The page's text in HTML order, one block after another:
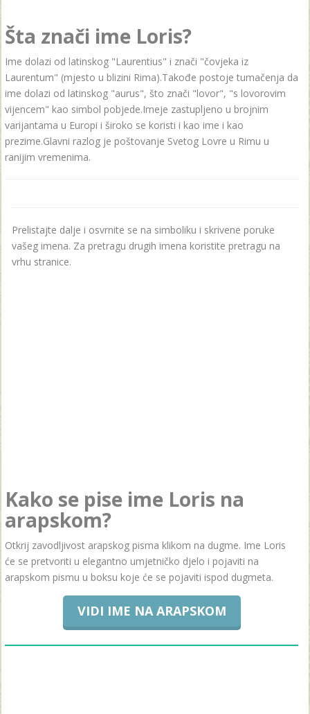
Šta znači ime Loris?
Ime dolazi od latinskog "Laurentius" i znači "čovjeka iz
Laurentum" (mjesto u blizini Rima).Takođe postoje tumačenja da
ime dolazi od latinskog "aurus", što znači "lovor", "s lovorovim
vijencem" kao simbol pobjede.Imeje zastupljeno u brojnim
varijantama u Europi i široko se koristi i kao ime i kao
prezime.Glavni razlog je poštovanje Svetog Lovre u Rimu u
ranijim vremenima.
Prelistajte dalje i osvrnite se na simboliku i skrivene poruke
vašeg imena. Za pretragu drugih imena koristite pretragu na
vrhu stranice.
Kako se pise ime Loris na
arapskom?
Otkrij zavodljivost arapskog pisma klikom na dugme. Ime Loris
će se pretvoriti u elegantno umjetničko djelo i pojaviti na
arapskom pismu u boksu koje će se pojaviti ispod dugmeta.
VIDI IME NA ARAPSKOM